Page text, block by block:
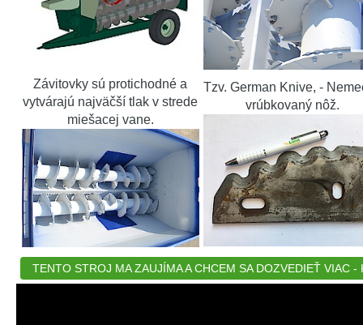
Závitovky sú protichodné a
vytvárajú najväčší tlak v strede
miešacej vane.
Tzv. German Knive, -
vrúbkovaný nôž.
TENTO STROJ MA ZAUJÍMA A CHCEM SA DOZVEDIEŤ VIAC -